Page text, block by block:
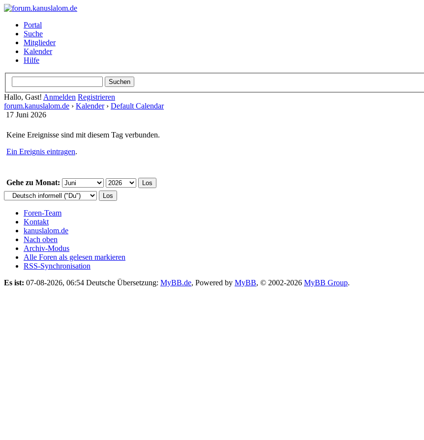
Portal
Suche
Mitglieder
Kalender
Hilfe
Hallo, Gast! Anmelden Registrieren
forum.kanuslalom.de › Kalender› Default Calendar
17 Juni 2026
Keine Ereignisse sind mit diesem Tag verbunden.
Ein Ereignis eintragen.
Gehe zu Monat:
Foren-Team
Kontakt
kanuslalom.de
Nach oben
Archiv-Modus
Alle Foren als gelesen markieren
RSS-Synchronisation
Es ist: 07-08-2026, 06:54 Deutsche Übersetzung: MyBB.de, Powered by MyBB, © 2002-2026 MyBB Group.